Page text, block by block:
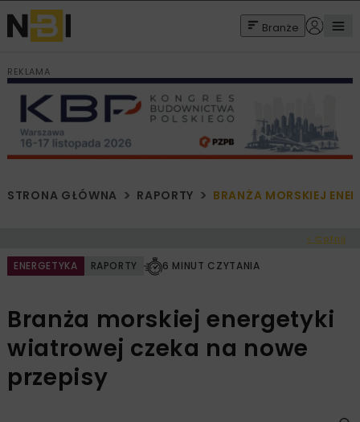
Branże
REKLAMA
STRONA GŁÓWNA RAPORTY BRANŻA MORSKIEJ
< Cofnij
ENERGETYKA RAPORTY 6 MINUT CZYTANIA
Branża morskiej energetyki
wiatrowej czeka na nowe
przepisy